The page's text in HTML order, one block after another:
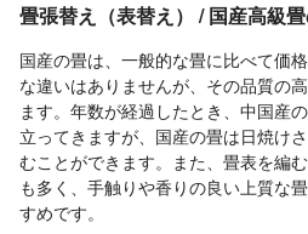
畳張替え（表替え） / 国産高級
国産の畳は、一般的な畳に比べて価
な違いはありませんが、その品質の
ます。年数が経過したとき、中国産
立ってきますが、国産の畳は日焼け
むことができます。また、畳表を編
も多く、手触りや香りの良い上質な
すめです。